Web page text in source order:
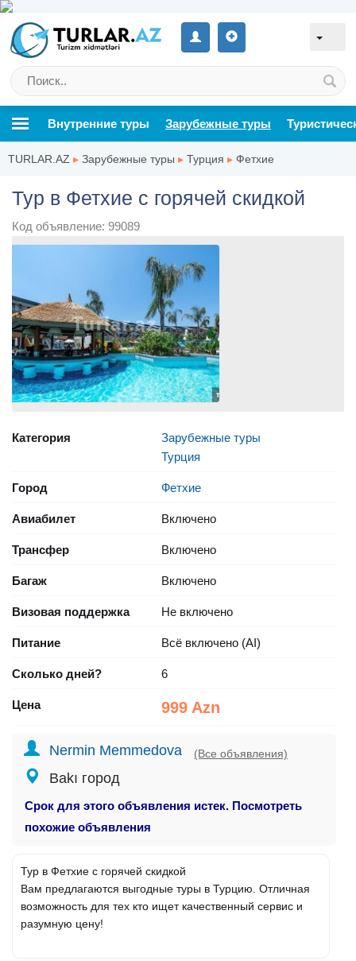
Внутренние туры Зарубежные туры
TURLAR.AZ ▸ Зарубежные туры ▸ Турция ▸ Фетхие
Тур в Фетхие с горячей скидкой
Код объявление: 99089
Категория
Зарубежные туры
Турция
Город Фетхие
Авиабилет Включено
Трансфер Включено
Багаж Включено
Визовая поддержка Не включено
Питание Всё включено (AI)
Сколько дней? 6
Цена 999 Azn
Nermin Memmedova (Все объявления)
Bakı город
Срок для этого объявления истек. Посмотреть
похожие объявления
Тур в Фетхие с горячей скидкой
Вам предлагаются выгодные туры в Турцию. Отличная
возможность для тех кто ищет качественный сервис и
разумную цену!